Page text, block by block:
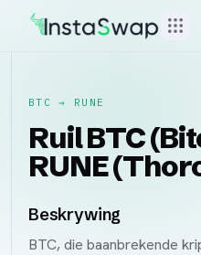
BTC → RUNE
Ruil BTC
RUNE
Beskrywing
BTC, die baanbrekende